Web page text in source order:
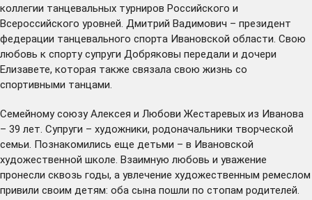
коллегии танцевальных турниров Российского и
Всероссийского уровней. Дмитрий Вадимович – президент
федерации танцевального спорта Ивановской области. Свою
любовь к спорту супруги Добряковы передали и дочери
Елизавете, которая также связала свою жизнь со
спортивными танцами.
Семейному союзу Алексея и Любови Жестаревых из Иванова
– 39 лет. Супруги – художники, родоначальники творческой
семьи. Познакомились еще детьми – в Ивановской
художественной школе. Взаимную любовь и уважение
пронесли сквозь годы, а увлечение художественным ремеслом
привили своим детям: оба сына пошли по стопам родителей.